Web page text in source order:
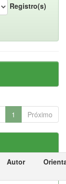
Registro(s)
1 Próximo
Autor